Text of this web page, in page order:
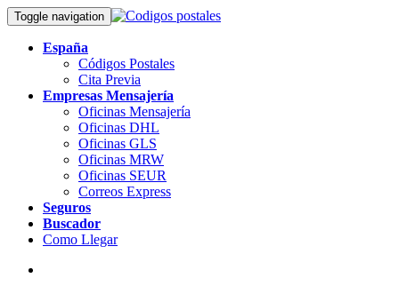
Toggle navigation
España
Códigos Postales
Cita Previa
Empresas Mensajería
Oficinas Mensajería
Oficinas DHL
Oficinas GLS
Oficinas MRW
Oficinas SEUR
Correos Express
Seguros
Buscador
Como Llegar